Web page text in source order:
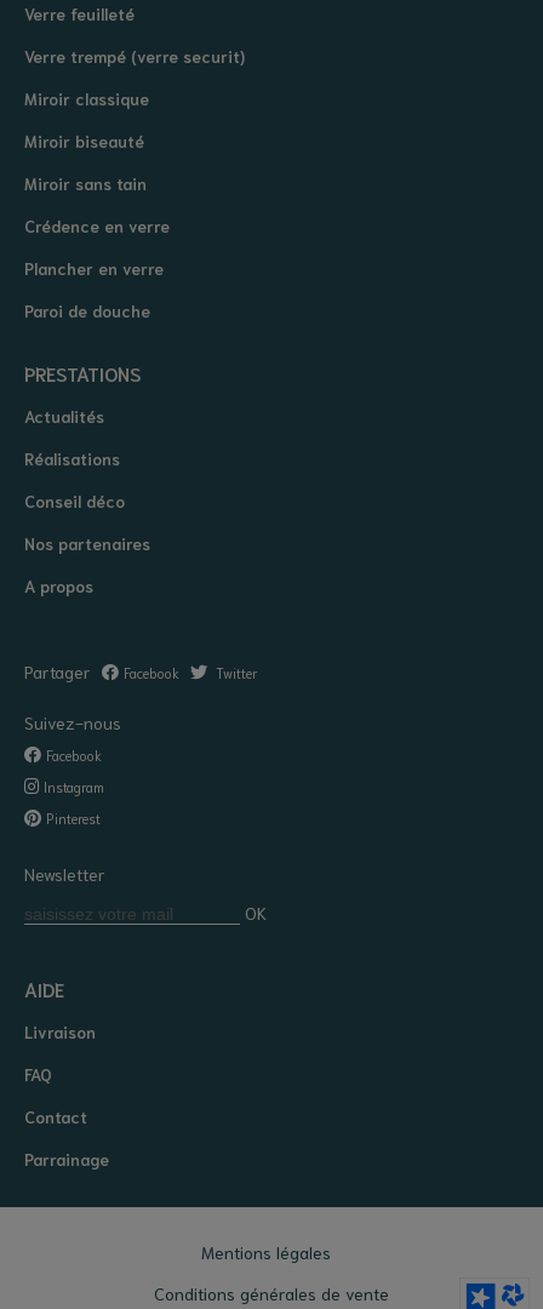
Verre feuilleté
Verre trempé (verre securit)
Miroir classique
Miroir biseauté
Miroir sans tain
Crédence en verre
Plancher en verre
Paroi de douche
PRESTATIONS
Actualités
Réalisations
Conseil déco
Nos partenaires
A propos
Partager Facebook Twitter
Suivez-nous
Facebook
Instagram
Pinterest
Newsletter
OK
AIDE
Livraison
FAQ
Contact
Parrainage
Mentions légales
Conditions générales de vente